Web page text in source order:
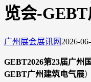
览会-
广州展会展讯网 2026-
GEBT2026第23届广州
GEBT广州建筑电气展